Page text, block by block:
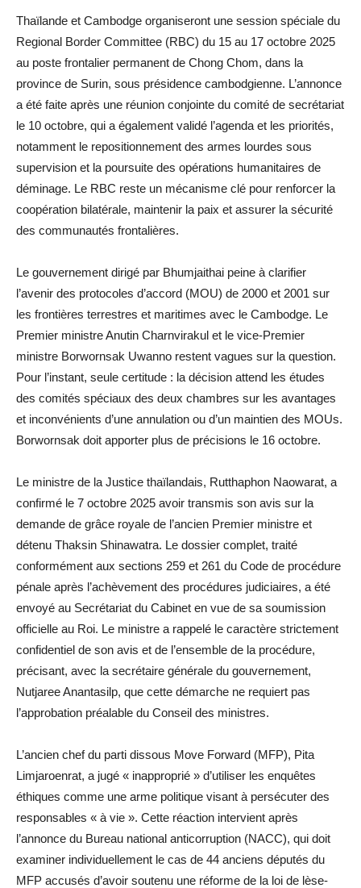
Thaïlande et Cambodge organiseront une session spéciale du
Regional Border Committee (RBC) du 15 au 17 octobre 2025
au poste frontalier permanent de Chong Chom, dans la
province de Surin, sous présidence cambodgienne. L’annonce
a été faite après une réunion conjointe du comité de secrétariat
le 10 octobre, qui a également validé l’agenda et les priorités,
notamment le repositionnement des armes lourdes sous
supervision et la poursuite des opérations humanitaires de
déminage. Le RBC reste un mécanisme clé pour renforcer la
coopération bilatérale, maintenir la paix et assurer la sécurité
des communautés frontalières.
Le gouvernement dirigé par Bhumjaithai peine à clarifier
l’avenir des protocoles d’accord (MOU) de 2000 et 2001 sur
les frontières terrestres et maritimes avec le Cambodge. Le
Premier ministre Anutin Charnvirakul et le vice-Premier
ministre Borwornsak Uwanno restent vagues sur la question.
Pour l’instant, seule certitude : la décision attend les études
des comités spéciaux des deux chambres sur les avantages
et inconvénients d’une annulation ou d’un maintien des MOUs.
Borwornsak doit apporter plus de précisions le 16 octobre.
Le ministre de la Justice thaïlandais, Rutthaphon Naowarat, a
confirmé le 7 octobre 2025 avoir transmis son avis sur la
demande de grâce royale de l’ancien Premier ministre et
détenu Thaksin Shinawatra. Le dossier complet, traité
conformément aux sections 259 et 261 du Code de procédure
pénale après l’achèvement des procédures judiciaires, a été
envoyé au Secrétariat du Cabinet en vue de sa soumission
officielle au Roi. Le ministre a rappelé le caractère strictement
confidentiel de son avis et de l’ensemble de la procédure,
précisant, avec la secrétaire générale du gouvernement,
Nutjaree Anantasilp, que cette démarche ne requiert pas
l’approbation préalable du Conseil des ministres.
L’ancien chef du parti dissous Move Forward (MFP), Pita
Limjaroenrat, a jugé « inapproprié » d’utiliser les enquêtes
éthiques comme une arme politique visant à persécuter des
responsables « à vie ». Cette réaction intervient après
l’annonce du Bureau national anticorruption (NACC), qui doit
examiner individuellement le cas de 44 anciens députés du
MFP accusés d’avoir soutenu une réforme de la loi de lèse-